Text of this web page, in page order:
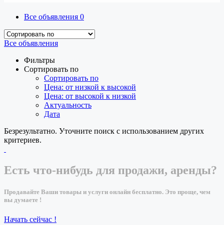
Все объявления 0
Все объявления
Фильтры
Сортировать по
Сортировать по
Цена: от низкой к высокой
Цена: от высокой к низкой
Актуальность
Дата
Безрезультатно. Уточните поиск с использованием других
критериев.
Есть что-нибудь для продажи, аренды?
Продавайте Ваши товары и услуги онлайн бесплатно. Это проще, чем
вы думаете !
Начать сейчас !